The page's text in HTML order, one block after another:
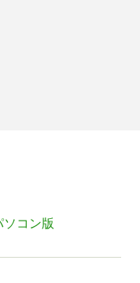
ソコン版